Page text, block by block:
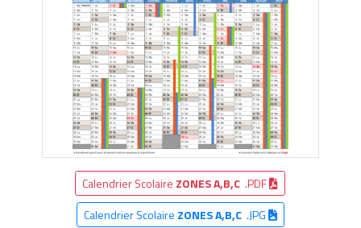
Calendrier Scolaire ZONES A,B,C .PDF
Calendrier Scolaire ZONES A,B,C.JPG